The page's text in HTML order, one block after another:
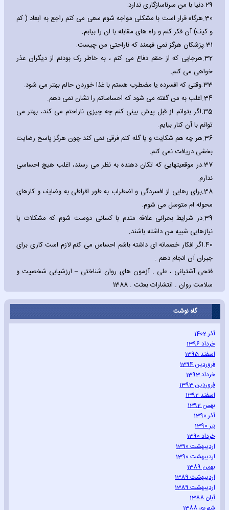
29.دنیا با من سرناسازگاری ندارد.
30. هرگاه قرار است با مشکلی مواجه شوم سعی می کنم راجع به ابعاد ( کم
و کیف) آن فکر کنم و راه های مقابله با ان را بیابم.
31.پزشکان هرگز نمی فهمند که ناراحتی من چیست.
32. هرجایی که از حقم دفاع می کنم ، به خاطر رک بودنم از دیگران عذر
خواهی می کنم.
33.وقتی که افسرده یا مضطرب هستم با غذا خوردن حالم بهتر می شود.
34. اغلب به من گفته می شود که احساساتم را نشان نمی دهم.
35. اگر بتوانم از قبل پیش بینی کنم چه چیزی ناراحتم می کند، بهتر می
توانم با آن کنار بیایم.
36. هر چه هم شکایت و یا گله کنم فرقی نمی کند چون هرگز پاسخ رضایت
بخشی دریافت نمی کنم.
37.در موقعیتهایی که تکان دهنده به نظر می رسند، اغلب هیچ احساسی
ندارم.
38.برای رهایی از افسردگی و اضطراب به طور افراطی به وضایف و کارهای
محوله ام متوسل می شوم.
39.در شرایط بحرانی علاقه مندم با کسانی دوست شوم که مشکلات یا
نیازهایی شبیه من داشته باشند.
40. اگر افکار خصمانه ای داشته باشم احساس می کنم لازم است کاری برای
جبران آن انجام دهم .
فتحی آشتیانی ، علی . آزمون های روان شناختی – ارزشیابی شخصیت و
سلامت روان . انتشارات بعثت . 1388
گاه نوشت
آذر 1402
خرداد 1396
اسفند 1395
فروردین 1394
خرداد 1393
فروردین 1393
اسفند 1392
بهمن 1392
آذر 1390
تیر 1390
خرداد 1390
اردیبهشت 1390
اردیبهشت 1390
بهمن 1389
اردیبهشت 1389
اردیبهشت 1389
آبان 1388